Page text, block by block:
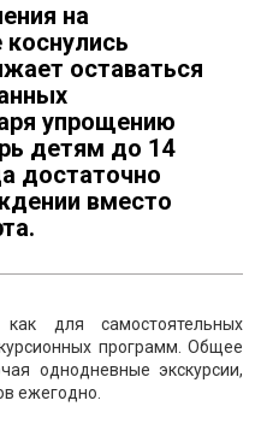
на
коснулись
оставаться
упрощению
детям до 14
достаточно
вместо
как для самостоятельных
программ. Общее
однодневные экскурсии,
ежегодно.